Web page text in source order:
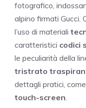
fotografico,
alpino firmati Gucci.
l’uso di materiali
caratteristici codici
le peculiarità della
tristrato
dettagli pratici,
touch-screen.